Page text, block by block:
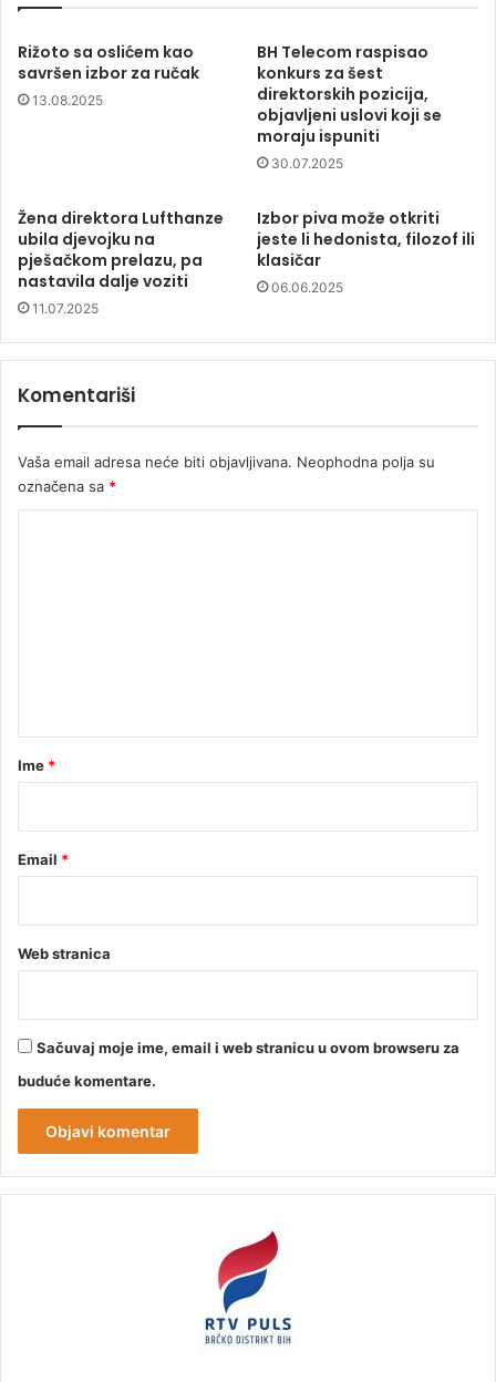
Rižoto sa oslićem kao
savršen izbor za ručak
13.08.2025
BH Telecom raspisao
konkurs za šest
direktorskih pozicija,
objavljeni uslovi koji se
moraju ispuniti
30.07.2025
Žena direktora Lufthanze
ubila djevojku na
pješačkom prelazu, pa
nastavila dalje voziti
11.07.2025
Izbor piva može otkriti
jeste li hedonista, filozof ili
klasičar
06.06.2025
Komentariši
Vaša email adresa neće biti objavljivana. Neophodna polja su
označena sa *
rIme *
Email *
Web stranica
Sačuvaj moje ime, email i web stranicu u ovom browseru za
buduće komentare.